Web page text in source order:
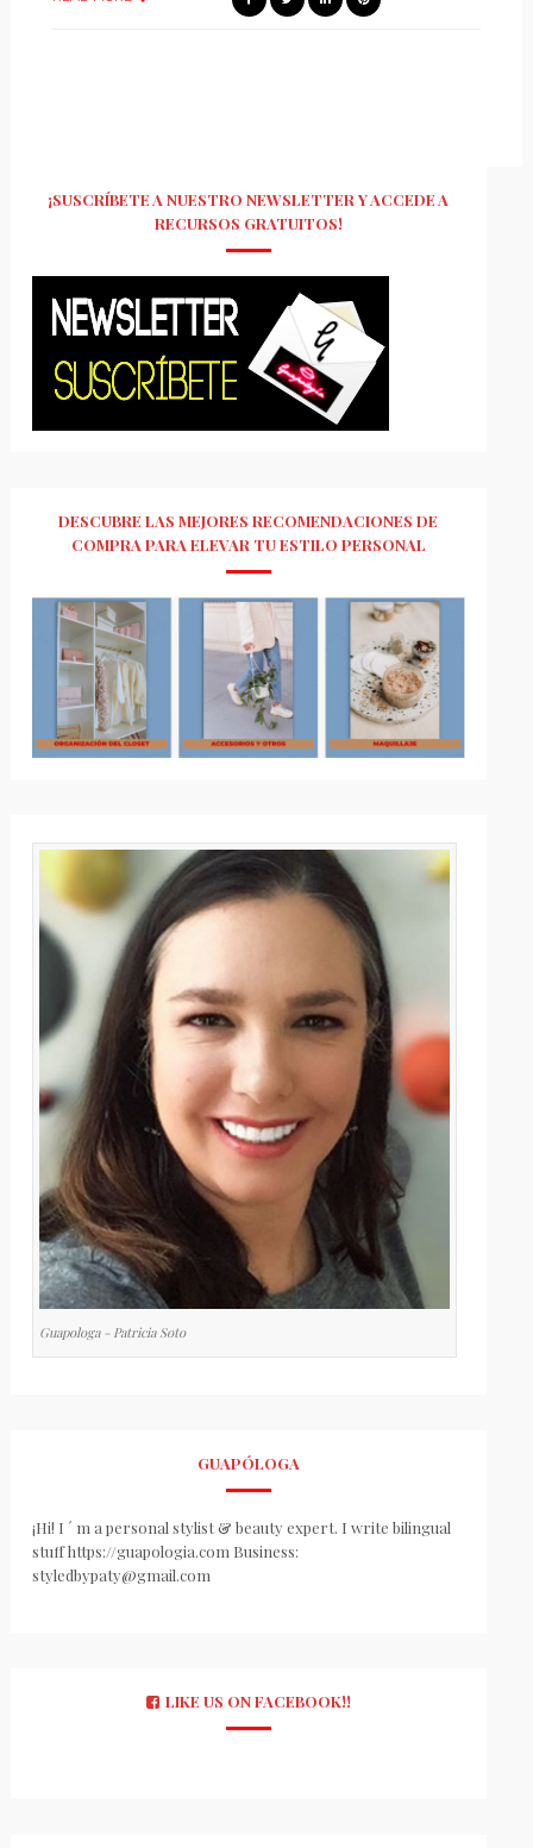
¡SUSCRÍBETE A NUESTRO NEWSLETTER Y ACCEDE A
RECURSOS GRATUITOS!
DESCUBRE LAS MEJORES RECOMENDACIONES DE
COMPRA PARA ELEVAR TU ESTILO PERSONAL
Guapologa - Patricia Soto
GUAPÓLOGA
¡Hi! I ´ m a personal stylist & beauty expert. I write bilingual
stuff https://guapologia.com Business:
styledbypaty@gmail.com
LIKE US ON FACEBOOK!!